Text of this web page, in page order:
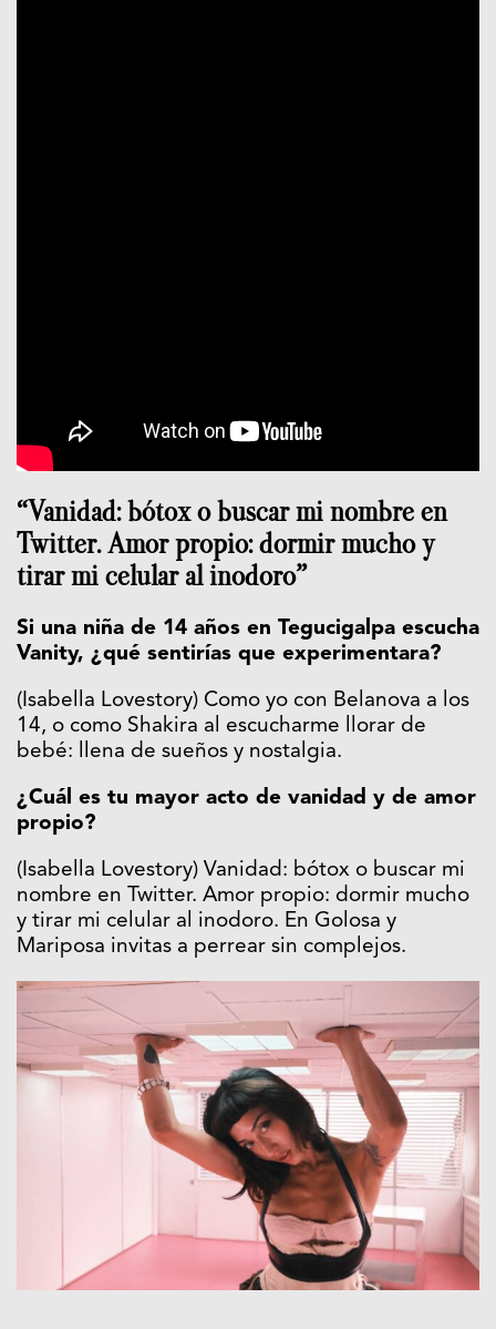
“Vanidad: bótox o buscar mi nombre en
Twitter. Amor propio: dormir mucho y
tirar mi celular al inodoro”
Si una niña de 14 años en Tegucigalpa escucha
Vanity, ¿qué sentirías que experimentara?
(Isabella Lovestory) Como yo con Belanova a los
14, o como Shakira al escucharme llorar de
bebé: llena de sueños y nostalgia.
¿Cuál es tu mayor acto de vanidad y de amor
propio?
(Isabella Lovestory) Vanidad: bótox o buscar mi
nombre en Twitter. Amor propio: dormir mucho
y tirar mi celular al inodoro. En Golosa y
Mariposa invitas a perrear sin complejos.